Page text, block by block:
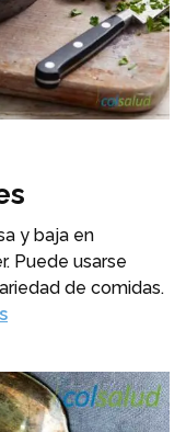
y baja en
Puede usarse
de comidas.